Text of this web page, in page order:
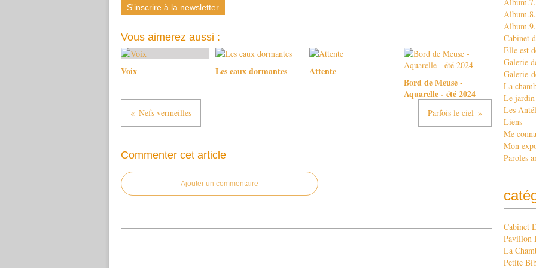
S'inscrire à la newsletter
Vous aimerez aussi :
Voix Les eaux dormantes
Attente
Bord de Meuse -
Aquarelle - été 2024
Nefs vermeilles Parfois le ciel
Commenter cet article
Ajouter un commentaire
Cabinet
Elle est
Galerie
Galerie-
La
Le
Les
Liens
Me
Mon
Paroles
Cabinet
Pavillon
La
Petite